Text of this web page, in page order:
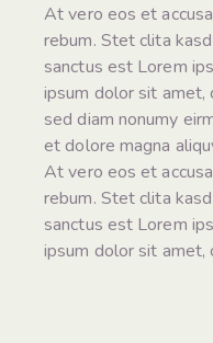
At vero eos et
rebum. Stet clita
sanctus est Lorem
ipsum dolor sit amet,
sed diam nonumy
et dolore magna
At vero eos et
rebum. Stet clita
sanctus est Lorem
ipsum dolor sit amet,